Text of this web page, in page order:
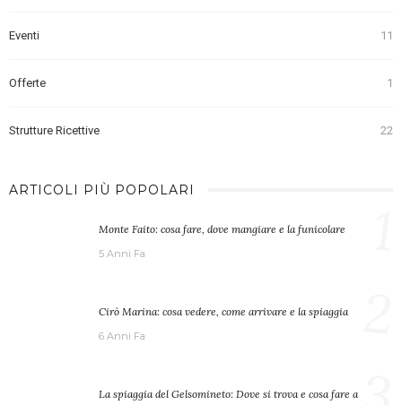
Eventi 11
Offerte 1
Strutture Ricettive 22
ARTICOLI PIÙ POPOLARI
Monte Faito: cosa fare, dove mangiare e la funicolare
5 Anni Fa
Cirò Marina: cosa vedere, come arrivare e la spiaggia
6 Anni Fa
La spiaggia del Gelsomineto: Dove si trova e cosa fare a